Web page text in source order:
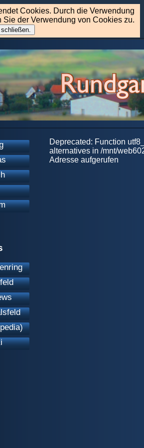
Cookies. Durch die Verwendung
Sie der Verwendung von Cookies zu.
Deprecated: Function
alternatives in /mnt/
Adresse aufgerufen